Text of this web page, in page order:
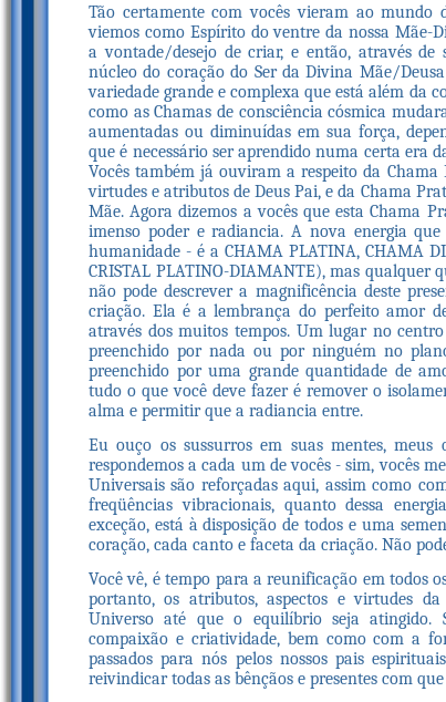
Tão certamente com vocês vieram ao
viemos como Espírito do ventre da nossa Mãe-
a vontade/desejo de criar, e então, através
núcleo do coração do Ser da Divina Mãe/
variedade grande e complexa que está além da
como as Chamas de consciência cósmica
aumentadas ou diminuídas em sua força,
que é necessário ser aprendido numa certa era
Vocês também já ouviram a respeito da
virtudes e atributos de Deus Pai, e da Chama
Mãe. Agora dizemos a vocês que esta Chama
imenso poder e radiancia. A nova energia
humanidade - é a CHAMA PLATINA, CHAMA
CRISTAL PLATINO-DIAMANTE), mas qualquer
não pode descrever a magnificência deste
criação. Ela é a lembrança do perfeito amor
através dos muitos tempos. Um lugar no
preenchido por nada ou por ninguém no
preenchido por uma grande quantidade de
tudo o que você deve fazer é remover o
alma e permitir que a radiancia entre.
Eu ouço os sussurros em suas mentes,
respondemos a cada um de vocês - sim, vocês
Universais são reforçadas aqui, assim como
freqüências vibracionais, quanto dessa
exceção, está à disposição de todos e uma
coração, cada canto e faceta da criação. Não
Você vê, é tempo para a reunificação em todos
portanto, os atributos, aspectos e virtudes
Universo até que o equilíbrio seja atingido.
compaixão e criatividade, bem como com a
passados para nós pelos nossos pais
reivindicar todas as bênçãos e presentes com